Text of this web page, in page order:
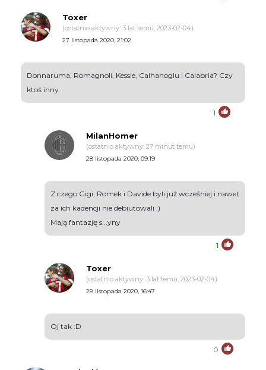
Toxer
(ostatnio aktywny: 3 lat temu, 2023-02-04)
27 listopada 2020, 21:02
Donnaruma, Romagnoli, Kessie, Calhanoglu i Calabria? Czy
ktoś inny
1
MilanHomer
(ostatnio aktywny: 27 minut temu)
28 listopada 2020, 09:19
Z czego Gigi, Romek i Davide byli już wcześniej i nawet
za ich kadencji nie debiutowali :)
Mają fantazję s...yny
1
Toxer
(ostatnio aktywny: 3 lat temu, 2023-02-04)
28 listopada 2020, 16:47
Oj tak :D
0